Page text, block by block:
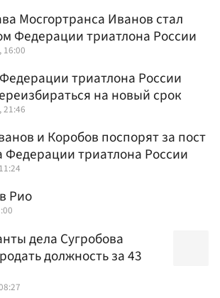
Мосгортранса Иванов стал
Федерации триатлона России
16:00
триатлона России
на новый срок
21:46
и Коробов поспорят за пост
Федерации триатлона России
Рио
дела Сугробова
должность за 43